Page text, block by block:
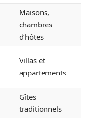
Maisons,
chambres
d’hôtes
Villas et
appartements
Gîtes
traditionnels